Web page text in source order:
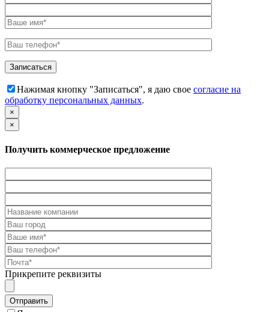
Нажимая кнопку "Записаться", я даю свое согласие на
обработку персональных данных.
×
×
Получить коммерческое предложение
Прикрепите реквизиты